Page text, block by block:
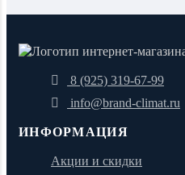
8 (925) 319-67-99
info@brand-climat.ru
ИНФОРМАЦИЯ
Акции и скидки